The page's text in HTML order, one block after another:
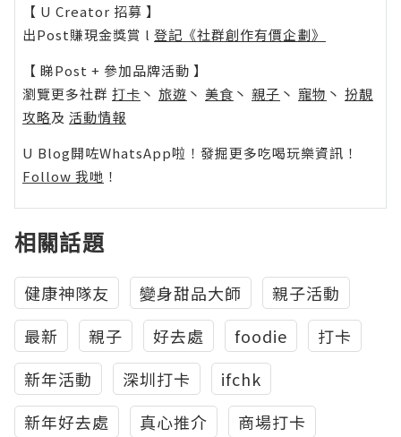
【 U Creator 招募 】
出Post賺現金獎賞 l 登記《社群創作有價企劃》
【 睇Post + 參加品牌活動 】
瀏覽更多社群 打卡 丶 旅遊 丶 美食 丶 親子 丶 寵物 丶 扮靚
攻略及 活動情報
U Blog開咗WhatsApp啦！發掘更多吃喝玩樂資訊！
Follow 我哋 ！
相關話題
健康神隊友 變身甜品大師
親子活動
最新
親子 好去處 foodie
打卡
新年活動
深圳打卡
ifchk
新年好去處
真心推介 商場打卡